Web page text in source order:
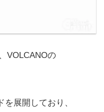
VOLCANOの
展開しており、